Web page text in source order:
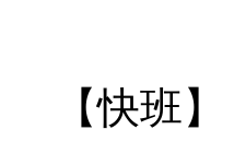
【快班